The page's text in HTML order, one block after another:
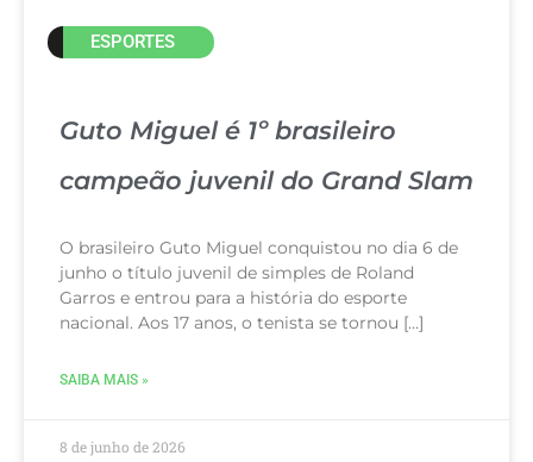
ESPORTES
Guto Miguel é 1º brasileiro
campeão juvenil do Grand Slam
O brasileiro Guto Miguel conquistou no dia 6 de
junho o título juvenil de simples de Roland
Garros e entrou para a história do esporte
nacional. Aos 17 anos, o tenista se tornou […]
SAIBA MAIS »
8 de junho de 2026